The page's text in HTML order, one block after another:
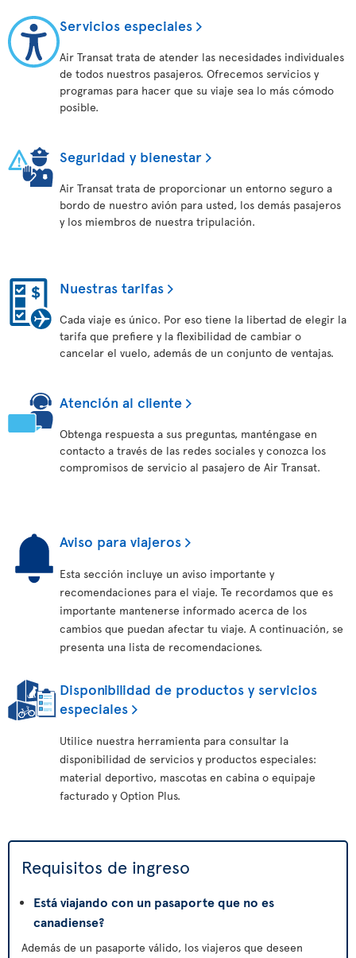
Servicios especiales
Air Transat trata de atender las necesidades individuales
de todos nuestros pasajeros. Ofrecemos servicios y
programas para hacer que su viaje sea lo más cómodo
posible.
Seguridad y bienestar
Air Transat trata de proporcionar un entorno seguro a
bordo de nuestro avión para usted, los demás pasajeros
y los miembros de nuestra tripulación.
Nuestras tarifas
Cada viaje es único. Por eso tiene la libertad de elegir la
tarifa que prefiere y la flexibilidad de cambiar o
cancelar el vuelo, además de un conjunto de ventajas.
Atención al cliente
Obtenga respuesta a sus preguntas, manténgase en
contacto a través de las redes sociales y conozca los
compromisos de servicio al pasajero de Air Transat.
Aviso para viajeros
Esta sección incluye un aviso importante y
recomendaciones para el viaje. Te recordamos que es
importante mantenerse informado acerca de los
cambios que puedan afectar tu viaje. A continuación, se
presenta una lista de recomendaciones.
Disponibilidad de productos y servicios
especiales
Utilice nuestra herramienta para consultar la
disponibilidad de servicios y productos especiales:
material deportivo, mascotas en cabina o equipaje
facturado y Option Plus.
Requisitos de ingreso
Está viajando con un pasaporte que no es
canadiense?
Además de un pasaporte válido, los viajeros que deseen